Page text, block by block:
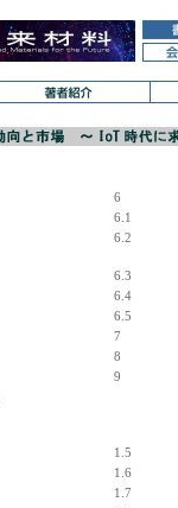
6
6.1
6.2
6.3
6.4
6.5
7
8
9
1.5
1.6
1.7